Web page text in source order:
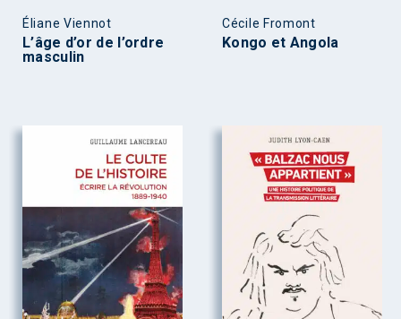
Éliane Viennot
L’âge d’or de l’ordre
masculin
Cécile Fromont
Kongo et Angola